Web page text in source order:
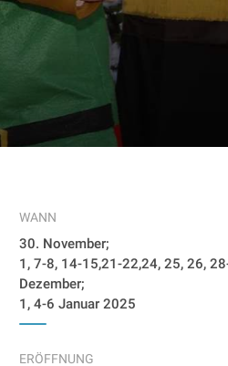
WANN
30. November;
1, 7-8, 14-15,21-22,24, 25, 26,
Dezember;
1, 4-6 Januar 2025
ERÖFFNUNG